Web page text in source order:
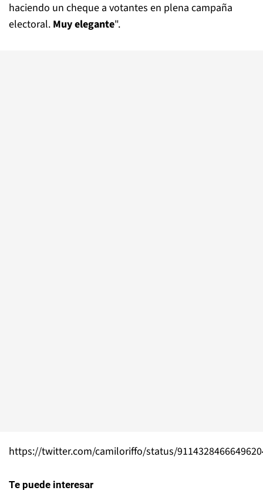
haciendo un cheque a votantes en plena campaña
electoral. Muy elegante".
https://twitter.com/camiloriffo/status/
Te puede interesar